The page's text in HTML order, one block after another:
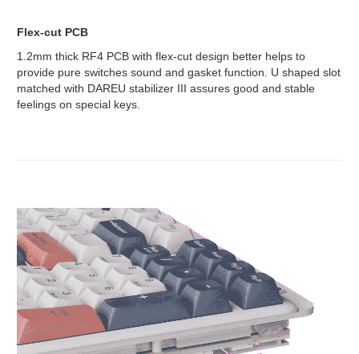
Flex-cut PCB
1.2mm thick RF4 PCB with flex-cut design better helps to
provide pure switches sound and gasket function. U shaped slot
matched with DAREU stabilizer III assures good and stable
feelings on special keys.